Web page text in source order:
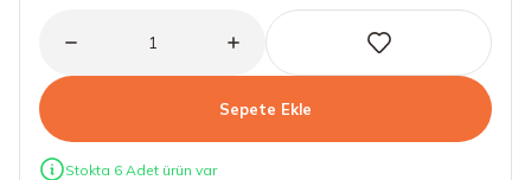
24 Lastikler
Sepete Ekle
Stokta 6 Adet ürün var